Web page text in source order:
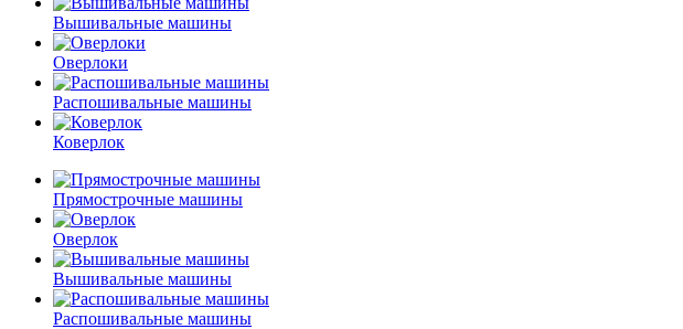
Вышивальные машины
Оверлоки
Распошивальные машины
Коверлок
Прямострочные машины
Оверлок
Вышивальные машины
Распошивальные машины